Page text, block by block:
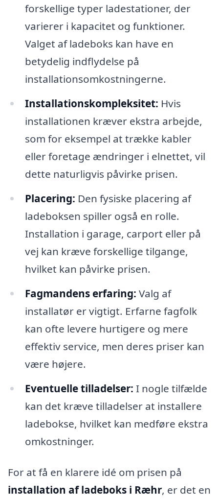
forskellige typer ladestationer, der
varierer i kapacitet og funktioner.
Valget af ladeboks kan have en
betydelig indflydelse på
installationsomkostningerne.
Installationskompleksitet: Hvis
installationen kræver ekstra arbejde,
som for eksempel at trække kabler
eller foretage ændringer i elnettet, vil
dette naturligvis påvirke prisen.
Placering: Den fysiske placering af
ladeboksen spiller også en rolle.
Installation i garage, carport eller på
vej kan kræve forskellige tilgange,
hvilket kan påvirke prisen.
Fagmandens erfaring: Valg af
installatør er vigtigt. Erfarne fagfolk
kan ofte levere hurtigere og mere
effektiv service, men deres priser kan
være højere.
Eventuelle tilladelser: I nogle tilfælde
kan det kræve tilladelser at installere
ladebokse, hvilket kan medføre ekstra
omkostninger.
For at få en klarere idé om prisen på
installation af ladeboks i Ræhr, er det en